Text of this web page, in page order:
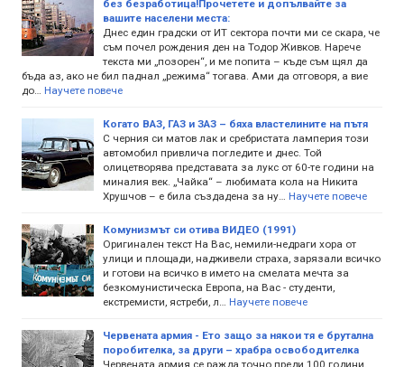
без безработица!Прочетете и допълвайте за
вашите населени места:
Днес един градски от ИТ сектора почти ми се скара, че
съм почел рождения ден на Тодор Живков. Нарече
текста ми „позорен“, и ме попита – къде съм щял да
бъда аз, ако не бил паднал „режима“ тогава. Ами да отговоря, а вие
до…
Научете повече
Когато ВАЗ, ГАЗ и ЗАЗ – бяха властелините на пътя
С черния си матов лак и сребристата ламперия този
автомобил привлича погледите и днес. Той
олицетворява представата за лукс от 60-те години на
миналия век. „Чайка“ – любимата кола на Никита
Хрушчов – е била създадена за ну…
Научете повече
Комунизмът си отива ВИДЕО (1991)
Оригинален текст На Вас, немили-недраги хора от
улици и площади, надживели страха, зарязали всичко
и готови на всичко в името на смелата мечта за
безкомунистическа Европа, на Вас - студенти,
екстремисти, ястреби, л…
Научете повече
Червената армия - Ето защо за някои тя е брутална
поробителка, за други – храбра освободителка
Червената армия се ражда точно преди 100 години.